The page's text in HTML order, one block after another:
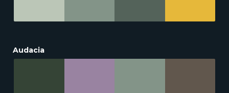
Audacia